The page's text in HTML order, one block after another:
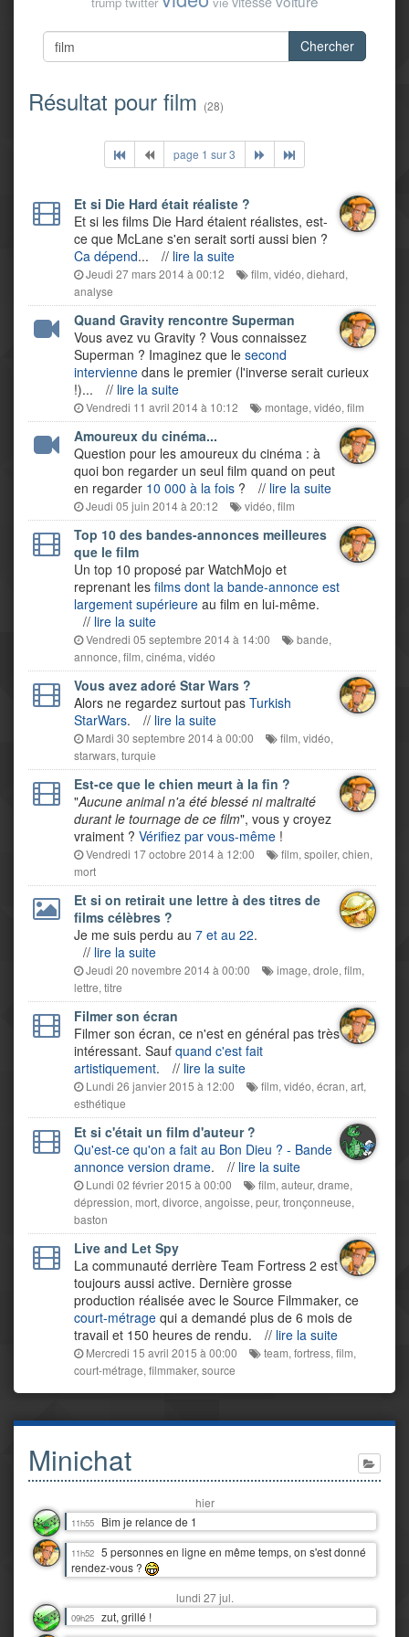
Chercher
Résultat pour film (28)
page 1 sur 3
Et si Die Hard était réaliste ?
Et si les films Die Hard étaient réalistes, est-
ce que McLane s'en serait sorti aussi bien ?
Ca dépend... // lire la suite
Jeudi 27 mars 2014 à 00:12 film, vidéo, diehard,
analyse
Quand Gravity rencontre Superman
Vous avez vu Gravity ? Vous connaissez
Superman ? Imaginez que le second
intervienne dans le premier (l'inverse serait curieux
!)...
// lire la suite
Vendredi 11 avril 2014 à 10:12 montage, vidéo, film
Amoureux du cinéma...
Question pour les amoureux du cinéma : à
quoi bon regarder un seul film quand on peut
en regarder 10 000 à la fois ? // lire la suite
Jeudi 05 juin 2014 à 20:12 vidéo, film
Top 10 des bandes-annonces meilleures
que le film
Un top 10 proposé par WatchMojo et
reprenant les films dont la bande-annonce est
largement supérieure au film en lui-même.
// lire la suite
Vendredi 05 septembre 2014 à 14:00 bande,
annonce, film, cinéma, vidéo
Vous avez adoré Star Wars ?
Alors ne regardez surtout pas Turkish
StarWars. // lire la suite
Mardi 30 septembre 2014 à 00:00 film, vidéo,
starwars, turquie
Est-ce que le chien meurt à la fin ?
"Aucune animal n'a été blessé ni maltraité
durant le tournage de ce film", vous y croyez
vraiment ? Vérifiez par vous-même !
Vendredi 17 octobre 2014 à 12:00 film, spoiler, chien,
mort
Et si on retirait une lettre à des titres de
films célèbres ?
Je me suis perdu au 7 et au 22.
// lire la suite
Jeudi 20 novembre 2014 à 00:00 image, drole, film,
lettre, titre
Filmer son écran
Filmer son écran, ce n'est en général pas très
intéressant. Sauf quand c'est fait
artistiquement. // lire la suite
Lundi 26 janvier 2015 à 12:00 film, vidéo, écran, art,
esthétique
Et si c'était un film d'auteur ?
Qu'est-ce qu'on a fait au Bon Dieu ? - Bande
annonce version drame. // lire la suite
Lundi 02 février 2015 à 00:00 film, auteur, drame,
dépression, mort, divorce, angoisse, peur, tronçonneuse,
baston
Live and Let Spy
La communauté derrière Team Fortress 2 est
toujours aussi active. Dernière grosse
production réalisée avec le Source Filmmaker, ce
court-métrage qui a demandé plus de 6 mois de
travail et 150 heures de rendu.
// lire la suite
Mercredi 15 avril 2015 à 00:00 team, fortress, film,
court-métrage, filmmaker, source
Minichat
hier
11h55 Bim je relance de 1
11h52 5 personnes en ligne en même temps, on s'est donné
rendez-vous ?
lundi 27 jul.
09h25 zut, grillé !